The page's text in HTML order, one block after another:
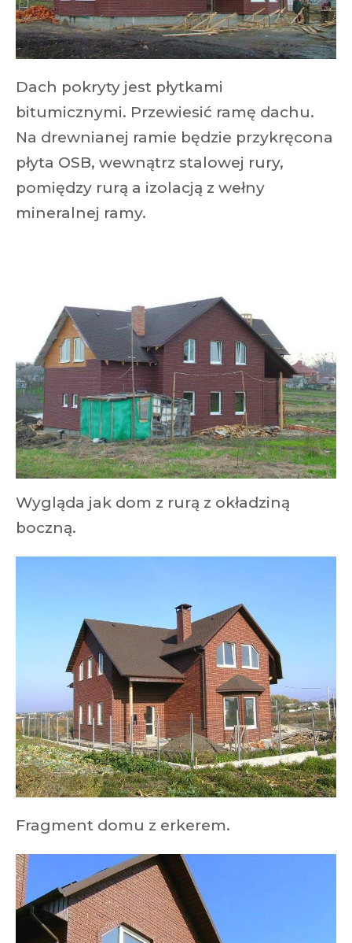
Dach pokryty jest płytkami
bitumicznymi. Przewiesić ramę dachu.
Na drewnianej ramie będzie przykręcona
płyta OSB, wewnątrz stalowej rury,
pomiędzy rurą a izolacją z wełny
mineralnej ramy.
Wygląda jak dom z rurą z okładziną
boczną.
Fragment domu z erkerem.